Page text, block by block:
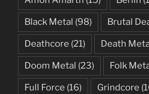
Black Metal (98) Brutal
Deathcore (21) Death
Doom Metal (23) Folk
Full Force (16) Grindcore